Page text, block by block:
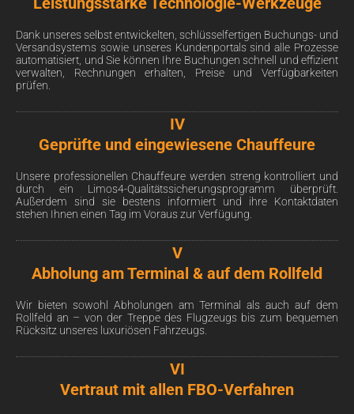
Dank unseres selbst entwickelten, schlüsselfertigen Buchungs- und
Versandsystems sowie unseres Kundenportals sind alle Prozesse
automatisiert, und Sie können Ihre Buchungen schnell und effizient
verwalten, Rechnungen erhalten, Preise und Verfügbarkeiten
prüfen.
IV
Geprüfte und eingewiesene Chauffeure
Unsere professionellen Chauffeure werden streng kontrolliert und
durch ein Limos4-Qualitätssicherungsprogramm überprüft.
Außerdem sind sie bestens informiert und ihre Kontaktdaten
stehen Ihnen einen Tag im Voraus zur Verfügung.
V
Abholung am Terminal & auf dem Rollfeld
Wir bieten sowohl Abholungen am Terminal als auch auf dem
Rollfeld an – von der Treppe des Flugzeugs bis zum bequemen
Rücksitz unseres luxuriösen Fahrzeugs.
VI
Vertraut mit allen FBO-Verfahren